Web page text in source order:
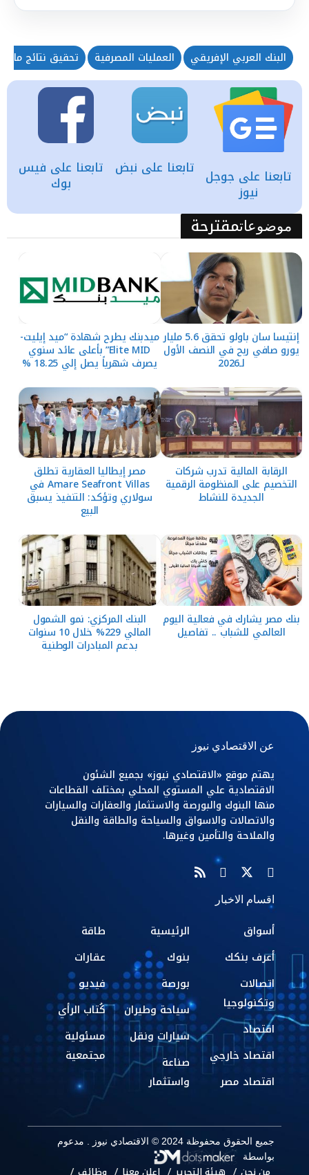
البنك العربي الإفريقي العمليات المصرفية تحقيق نتائج
تابعنا على فيس
بوك
تابعنا على نبض تابعنا على جوجل
نيوز
موضوعاتمقترحة
إنتيسا سان باولو تحقق 5.6 مليار
يورو صافي ربح في النصف الأول
لـ2026
ميدبنك يطرح شهادة “ميد إيليت-
Elite MID” بأعلى عائد سنوي
يصرف شهرياً يصل إلي 18.25 %
الرقابة المالية تدرب شركات
التخصيم على المنظومة الرقمية
الجديدة للنشاط
مصر إيطاليا العقارية تطلق
Amare Seafront Villas في
سولاري وتؤكد: التنفيذ يسبق
البيع
بنك مصر يشارك في فعالية اليوم
العالمي للشباب .. تفاصيل
البنك المركزي: نمو الشمول
المالي 229% خلال 10 سنوات
بدعم المبادرات الوطنية
عن الاقتصادي نيوز
يهتم موقع «الاقتصادي نيوز» بجميع الشئون
الاقتصادية علي المستوي المحلي بمختلف القطاعات
منها البنوك والبورصة والاستثمار والعقارات والسيارات
والاتصالات والاسواق والسياحة والطاقة والنقل
والملاحة والتأمين وغيرها.
اقسام الاخبار
أسواق
أعرف بنكك
اتصالات
وتكنولوجيا
اقتصاد
اقتصاد خارجي
اقتصاد مصر
الرئيسية
بنوك
بورصة
سياحة وطيران
سيارات ونقل
صناعة
واستثمار
طاقة
عقارات
فيديو
كُتاب الرأي
مسئولية
مجتمعية
جميع الحقوق محفوظة 2024 © الاقتصادي نيوز . مدعوم
بواسطة